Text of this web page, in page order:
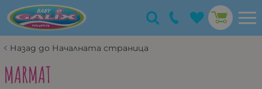
Назад до Началната страница
MARMAT